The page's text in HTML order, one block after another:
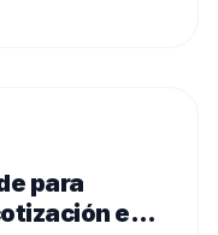
para
en 5